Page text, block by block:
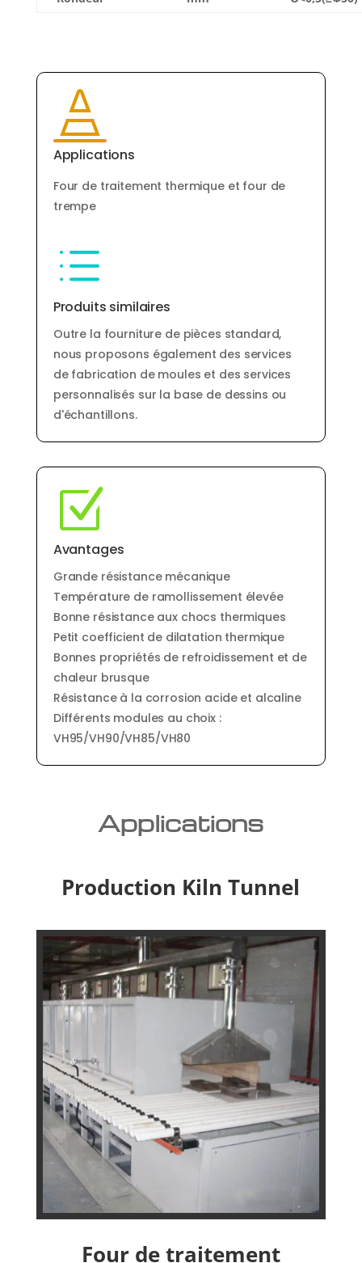

Applications
Four de traitement thermique et four de
trempe
d
Produits similaires
Outre la fourniture de pièces standard,
nous proposons également des services
de fabrication de moules et des services
personnalisés sur la base de dessins ou
d'échantillons.
Z
Avantages
Grande résistance mécanique
Température de ramollissement élevée
Bonne résistance aux chocs thermiques
Petit coefficient de dilatation thermique
Bonnes propriétés de refroidissement et de
chaleur brusque
Résistance à la corrosion acide et alcaline
Différents modules au choix :
VH95/VH90/VH85/VH80
Applications
Production Kiln Tunnel
Four de traitement